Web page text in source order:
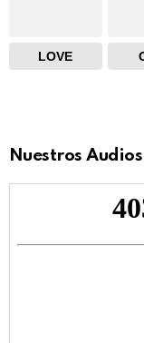
LOVE
Nuestros Audios